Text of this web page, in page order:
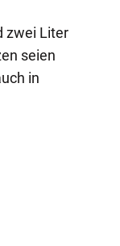
zwei Liter
seien
in